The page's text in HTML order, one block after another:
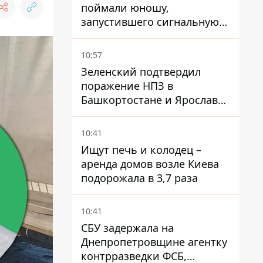
поймали юношу,
запустившего сигнальную
ракету, чтобы порадовать
девушек
10:57
Зеленский подтвердил
поражение НПЗ в
Башкортостане и Ярославле
- видео
10:41
Ищут печь и колодец –
аренда домов возле Киева
подорожала в 3,7 раза
10:41
СБУ задержала на
Днепропетровщине агентку
контрразведки ФСБ,